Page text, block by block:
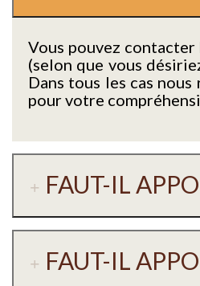
Vous pouvez
(selon que vous
Dans tous les cas
pour votre
FAUT-IL
FAUT-IL